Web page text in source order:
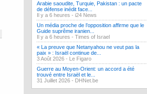
Arabie saoudite, Turquie, Pakistan : un pacte
de défense inédit face...
Il y a 6 heures - i24 News
Un média proche de l’opposition affirme que le
Guide suprême iranien...
Il y a 6 heures - Times of Israel
« La preuve que Netanyahou ne veut pas la
paix » : Israël continue de...
3 Août 2026 - Le Figaro
Guerre au Moyen-Orient: un accord a été
trouvé entre Israël et le...
31 Juillet 2026 - DHNet.be